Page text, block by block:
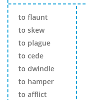
to flaunt
to skew
to plague
to cede
to dwindle
to hamper
to afflict